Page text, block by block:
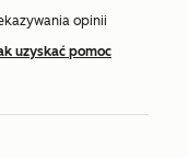
opinii
uzyskać pomoc